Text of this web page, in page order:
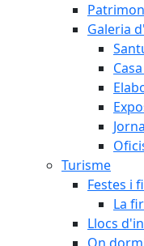
Galeria
Turisme
Festes i
La
Llocs